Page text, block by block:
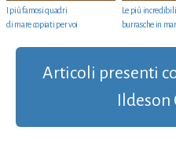
I più famosi quadri
di mare copiati per voi
Le più incredibili
burrasche in
Articoli presenti
Ildeson